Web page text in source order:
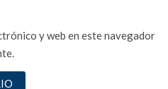
y web en este navegador